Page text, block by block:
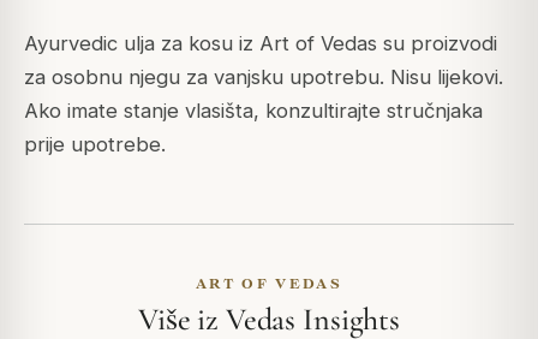
Ayurvedic ulja za kosu iz Art of Vedas su proizvodi
za osobnu njegu za vanjsku upotrebu. Nisu lijekovi.
Ako imate stanje vlasišta, konzultirajte stručnjaka
prije upotrebe.
ART OF VEDAS
Više iz Vedas Insights